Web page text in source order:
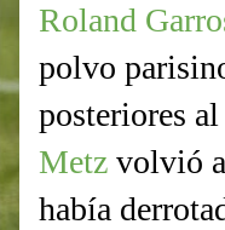
Roland
polvo
posteriores
Metz volvió
había